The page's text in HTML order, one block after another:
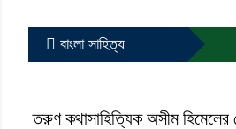
বাংলা সাহিত্য
তরুণ কথাসাহিত্যিক অসীম হিমেলের